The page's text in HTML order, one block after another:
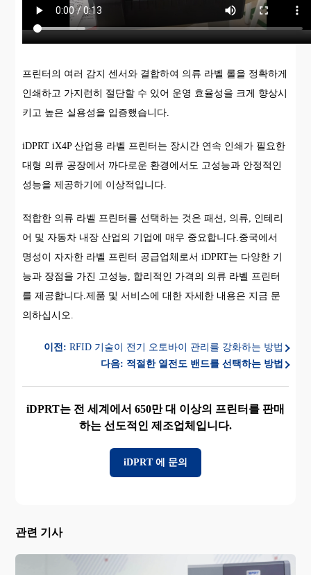
프린터의 여러 감지 센서와 결합하여 의류 라벨 롤을 정확하게
인쇄하고 가지런히 절단할 수 있어 운영 효율성을 크게 향상시
키고 높은 실용성을 입증했습니다.
iDPRT iX4P 산업용 라벨 프린터는 장시간 연속 인쇄가 필요한
대형 의류 공장에서 까다로운 환경에서도 고성능과 안정적인
성능을 제공하기에 이상적입니다.
적합한 의류 라벨 프린터를 선택하는 것은 패션, 의류, 인테리
어 및 자동차 내장 산업의 기업에 매우 중요합니다.중국에서
명성이 자자한 라벨 프린터 공급업체로서 iDPRT는 다양한 기
능과 장점을 가진 고성능, 합리적인 가격의 의류 라벨 프린터
를 제공합니다.제품 및 서비스에 대한 자세한 내용은 지금 문
의하십시오.
이전: RFID 기술이 전기 오토바이 관리를 강화하는 방법
다음: 적절한 열전도 밴드를 선택하는 방법
iDPRT는 전 세계에서 650만 대 이상의 프린터를 판매
하는 선도적인 제조업체입니다.
iDPRT 에 문의
관련 기사